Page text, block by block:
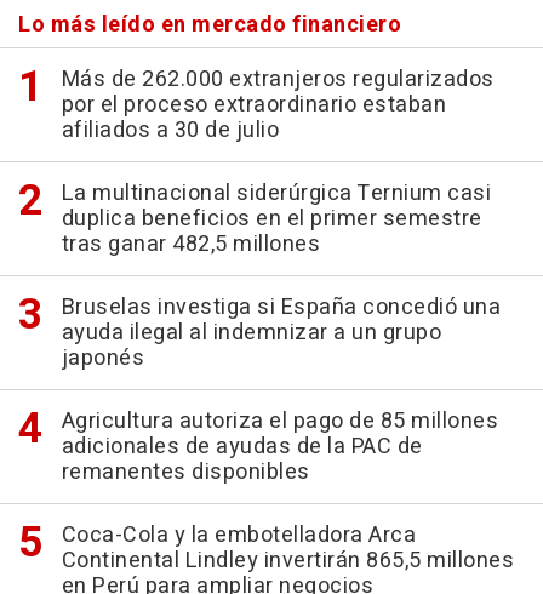
Lo más leído en mercado financiero
Más de 262.000 extranjeros regularizados
por el proceso extraordinario estaban
afiliados a 30 de julio
La multinacional siderúrgica Ternium casi
duplica beneficios en el primer semestre
tras ganar 482,5 millones
Bruselas investiga si España concedió una
ayuda ilegal al indemnizar a un grupo
japonés
Agricultura autoriza el pago de 85 millones
adicionales de ayudas de la PAC de
remanentes disponibles
Coca-Cola y la embotelladora Arca
Continental Lindley invertirán 865,5 millones
en Perú para ampliar negocios